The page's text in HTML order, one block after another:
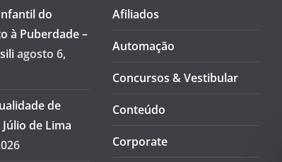
do
à Puberdade –
agosto 6,
de
de Lima
Afiliados
Automação
Concursos & Vestibular
Conteúdo
Corporate